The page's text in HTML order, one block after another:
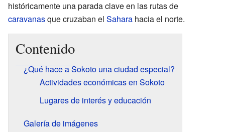
históricamente una parada clave en las rutas de
caravanasque cruzaban el Sahara hacia el norte.
Contenido
¿Qué hace a Sokoto una ciudad especial?
Actividades económicas en Sokoto
Lugares de interés y educación
Galería de imágenes